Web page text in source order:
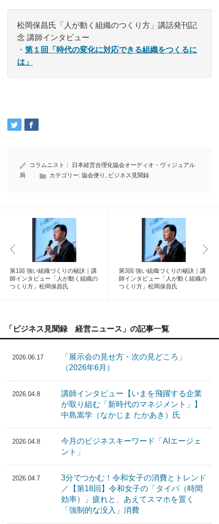
松岡保昌氏「人が動く組織のつくり方」講話発刊記
念 講師インタビュー
・ 第１回「時代の変化に対応できる組織をつくるに
は」
コラムニスト：
日本経営合理化協会オーディオ・ヴィジュアル
局
カテゴリー: 協会便り , ビジネス見聞録
第1回 強い組織づくりの秘訣｜講
師インタビュー「人が動く組織の
つくり方」松岡保昌氏
第3回 強い組織づくりの秘訣｜講
師インタビュー「人が動く組織の
つくり方」松岡保昌氏
「ビジネス見聞録 経営ニュース」の記事一覧
2026.06.17
「展示会の見せ方・次の見どころ」
（2026年6月）
2026.04.8
講師インタビュー【いまを飛躍する企業
が取り組む「新時代のマネジメント」】
中島嵩学（なかじま たかあき）氏
2026.04.8
今月のビジネスキーワード「AIエージェ
ント」
2026.04.7
3分でつかむ！令和女子の消費とトレンド
／【第18回】令和女子の「タイパ（時間
効率）」疲れと、あえてスマホを置く
「強制的な没入」消費